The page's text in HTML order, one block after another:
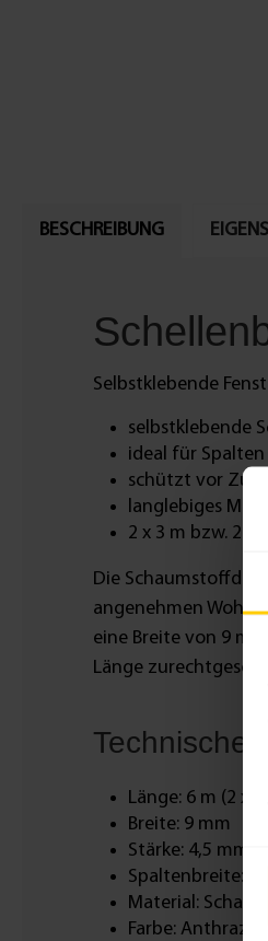
BESCHREIBUNG
Selbstklebende
selbstklebende
ideal für
schützt vor
langlebiges
2 x 3 m bzw. 2 x
Die
angenehmen
eine Breite von 9
Länge
Technische
Länge: 6 m (2 x
Breite: 9 mm
Stärke: 4,5 mm
Spaltenbreite:
Material:
Farbe: Anthrazit